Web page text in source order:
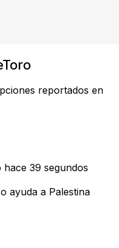
reportados en
hace 39 segundos
ayuda a Palestina